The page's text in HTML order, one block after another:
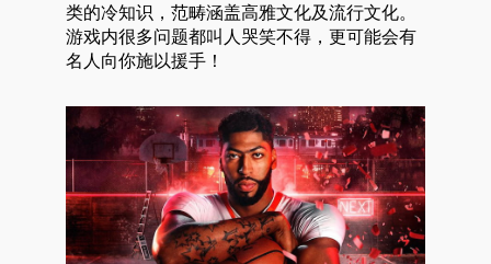
类的冷知识，范畴涵盖高雅文化及流行文化。
游戏内很多问题都叫人哭笑不得，更可能会有
名人向你施以援手！